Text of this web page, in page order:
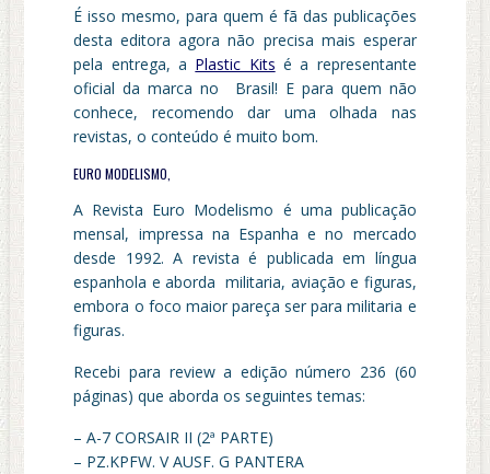
É isso mesmo, para quem é fã das publicações
desta editora agora não precisa mais esperar
pela entrega, a Plastic Kits é a representante
oficial da marca no Brasil! E para quem não
conhece, recomendo dar uma olhada nas
revistas, o conteúdo é muito bom.
EURO MODELISMO,
A Revista Euro Modelismo é uma publicação
mensal, impressa na Espanha e no mercado
desde 1992. A revista é publicada em língua
espanhola e aborda militaria, aviação e figuras,
embora o foco maior pareça ser para militaria e
figuras.
Recebi para review a edição número 236 (60
páginas) que aborda os seguintes temas:
– A-7 CORSAIR II (2ª PARTE)
– PZ.KPFW. V AUSF. G PANTERA